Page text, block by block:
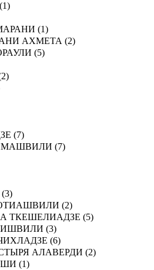
(1)
АХМЕТА (2)
(5)
(7)
(7)
(2)
ТКЕШЕЛИАДЗЕ (5)
(3)
(6)
АЛАВЕРДИ (2)
(1)